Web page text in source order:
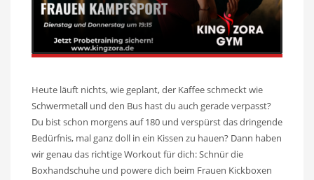
Heute läuft nichts, wie geplant, der Kaffee schmeckt wie
Schwermetall und den Bus hast du auch gerade verpasst?
Du bist schon morgens auf 180 und verspürst das dringende
Bedürfnis, mal ganz doll in ein Kissen zu hauen? Dann haben
wir genau das richtige Workout für dich: Schnür die
Boxhandschuhe und powere dich beim Frauen Kickboxen